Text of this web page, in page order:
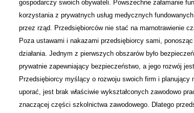
gospodarczy swoich obywateli. Powszechne załamanie
korzystania z prywatnych usług medycznych
przez rząd. Przedsiębiorców nie stać na marnotrawienie
Poza ustawami i nakazami przedsiębiorcy sami,
działania. Jednym z pierwszych obszarów było
prywatnie zapewniający bezpieczeństwo, a jego rozwój
Przedsiębiorcy myślący o rozwoju swoich firm i
uporać, jest brak właściwie wykształconych zawodowo
znaczącej części szkolnictwa zawodowego. Dlatego